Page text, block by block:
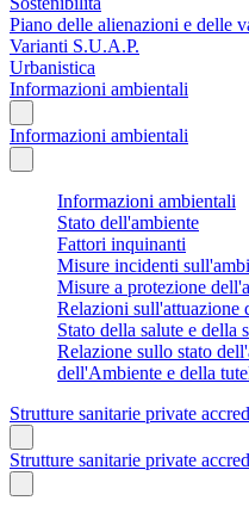
Piano delle alienazioni e delle
Varianti S.U.A.P.
Urbanistica
Informazioni ambientali
Informazioni ambientali
Informazioni ambientali
Stato dell'ambiente
Fattori inquinanti
Misure incidenti
Misure a protezione
Relazioni sull'attuazione
Stato della salute e della
Relazione sullo stato
dell'Ambiente e della
Strutture sanitarie private
Strutture sanitarie private